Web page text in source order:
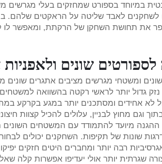
במיוחד בספורט שמחזקים בעלי
לשחקנים לאבד שליטה על הראקטים
שונים
נזק גדול יותר לראשי רקטה בהשוואה
לא אחידים ומסתכנים יותר במגע בקרקע
וגם מחוץ לבניין, עלולים להכיל קצוות
מיועד להתמודד עם המשטחים השונים
שונות של תקיפות. השחקנים יכולים
רבה יותר ומחברים היטים חזקים
שגרתית יותר אולי יעדיפו אפשרות קלה